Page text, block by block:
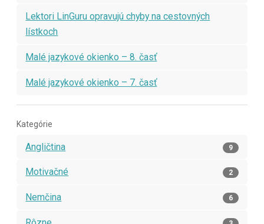
Lektori LinGuru opravujú chyby na cestovných
lístkoch
Malé jazykové okienko – 8. časť
Malé jazykové okienko – 7. časť
Kategórie
Angličtina 9
Motivačné 2
Nemčina 6